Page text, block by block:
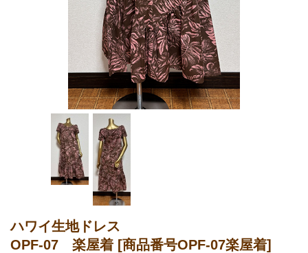
ハワイ生地ドレス
OPF-07 楽屋着 [商品番号OPF-07楽屋着]